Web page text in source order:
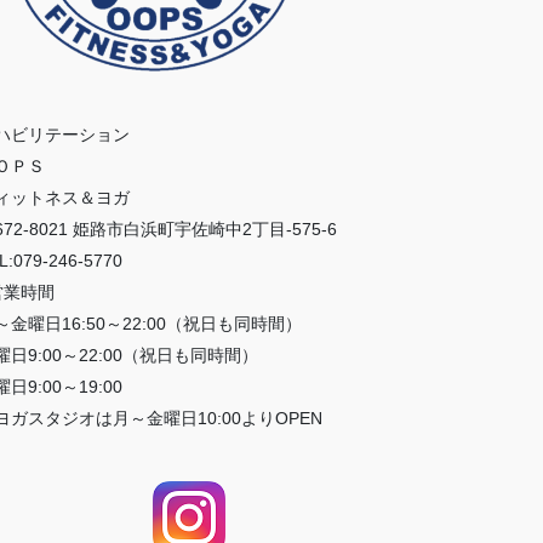
ビリテーション
ＰＳ
ットネス＆ヨガ
8021 姫路市白浜町宇佐崎中2丁目-575-6
246-5770
時間
金曜日16:50～22:00（祝日も同時間）
日9:00～22:00（祝日も同時間）
日9:00～19:00
ガスタジオは月～金曜日10:00よりOPEN